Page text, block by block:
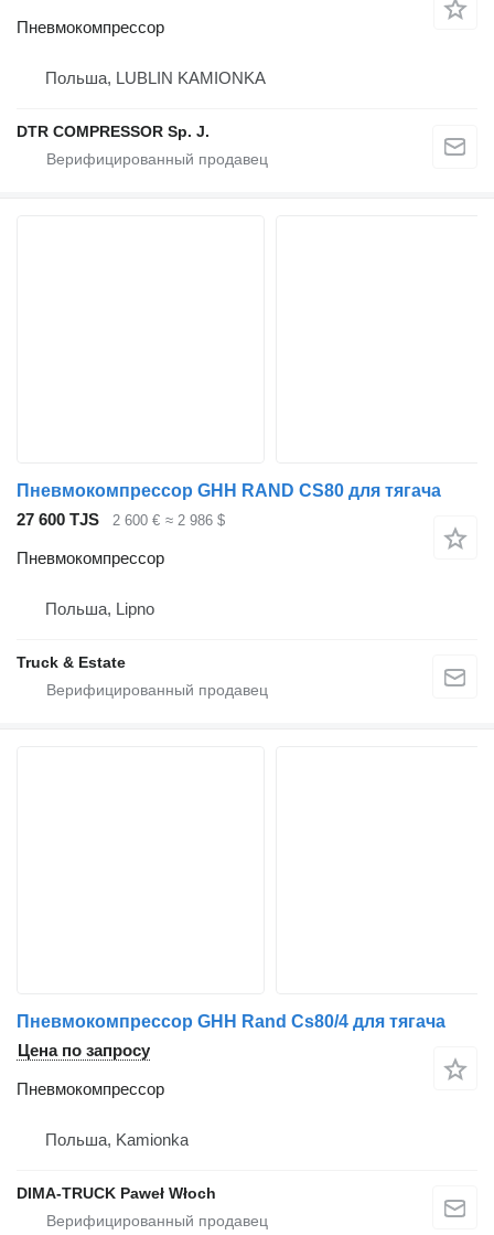
Пневмокомпрессор
Польша, LUBLIN KAMIONKA
DTR COMPRESSOR Sp. J.
Пневмокомпрессор GHH RAND CS80 для тягача
27 600 TJS
2 600 € ≈ 2 986 $
Пневмокомпрессор
Польша, Lipno
Truck & Estate
Пневмокомпрессор GHH Rand Cs80/4 для тягача
Цена по запросу
Пневмокомпрессор
Польша, Kamionka
DIMA-TRUCK Paweł Włoch